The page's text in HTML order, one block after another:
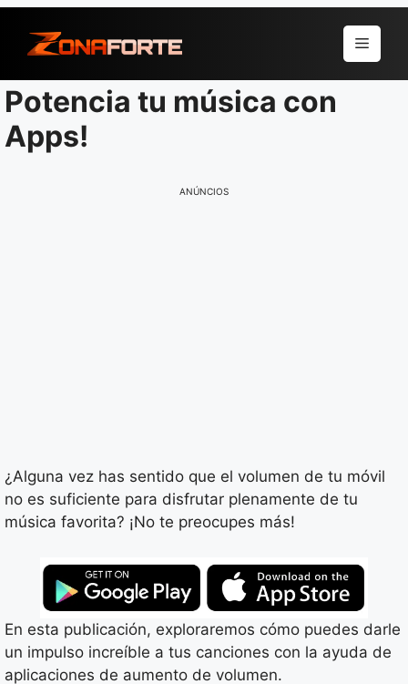
para
conteúdo
Menu
Potencia tu música con
Apps!
ANÚNCIOS
¿Alguna vez has sentido que el volumen de tu móvil
no es suficiente para disfrutar plenamente de tu
música favorita? ¡No te preocupes más!
En esta publicación, exploraremos cómo puedes darle
un impulso increíble a tus canciones con la ayuda de
aplicaciones de aumento de volumen.